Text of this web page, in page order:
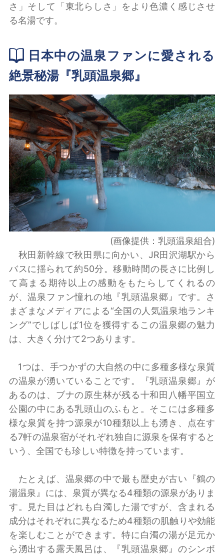
さ」そして「東北らしさ」をより色濃く感じさせ
る名湯です。
日本中の温泉ファンに愛される
絶景秘湯『乳頭温泉郷』
(画像提供：乳頭温泉組合)
秋田新幹線で秋田県に向かい、JR田沢湖駅から
バスに揺られて約50分。移動時間の長さに比例し
て高まる期待以上の感動をもたらしてくれるの
が、温泉ファン憧れの地『乳頭温泉郷』です。さ
まざまなメディアによる“全国の人気温泉地ランキ
ング”でしばしば1位を獲得するこの温泉郷の魅力
は、大きく分けて2つあります。
1つは、手つかずの大自然の中に多種多様な泉質
の温泉が湧いていることです。『乳頭温泉郷』が
あるのは、ブナの原生林が残る十和田八幡平国立
公園の中にある乳頭山のふもと。そこには多種多
様な泉質を持つ源泉が10種類以上も湧き、点在す
る7軒の温泉宿がそれぞれ独自に源泉を保有すると
いう、全国でも珍しい特徴を持っています。
たとえば、温泉郷の中で最も歴史が古い『鶴の
湯温泉』には、泉質が異なる4種類の源泉がありま
す。見た目はどれも白濁した湯ですが、含まれる
成分はそれぞれに異なるため4種類の肌触りや効能
を楽しむことができます。特に白濁の湯が足元か
ら湧出する露天風呂は、『乳頭温泉郷』のシンボ